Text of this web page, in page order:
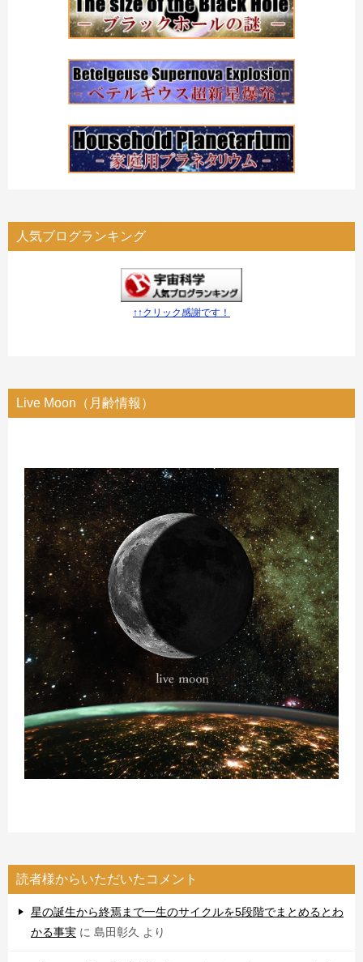
人気ブログランキング
↑↑クリック感謝です！
Live Moon（月齢情報）
読者様からいただいたコメント
星の誕生から終焉まで一生のサイクルを5段階でまとめるとわ
かる事実 に 島田彰久 より